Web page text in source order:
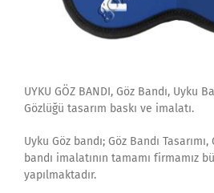
UYKU GÖZ BANDI, Göz Bandı, Uyku
Gözlüğü tasarım baskı ve imalatı.
Uyku Göz bandı; Göz Bandı
bandı imalatının tamamı firmamız
yapılmaktadır.